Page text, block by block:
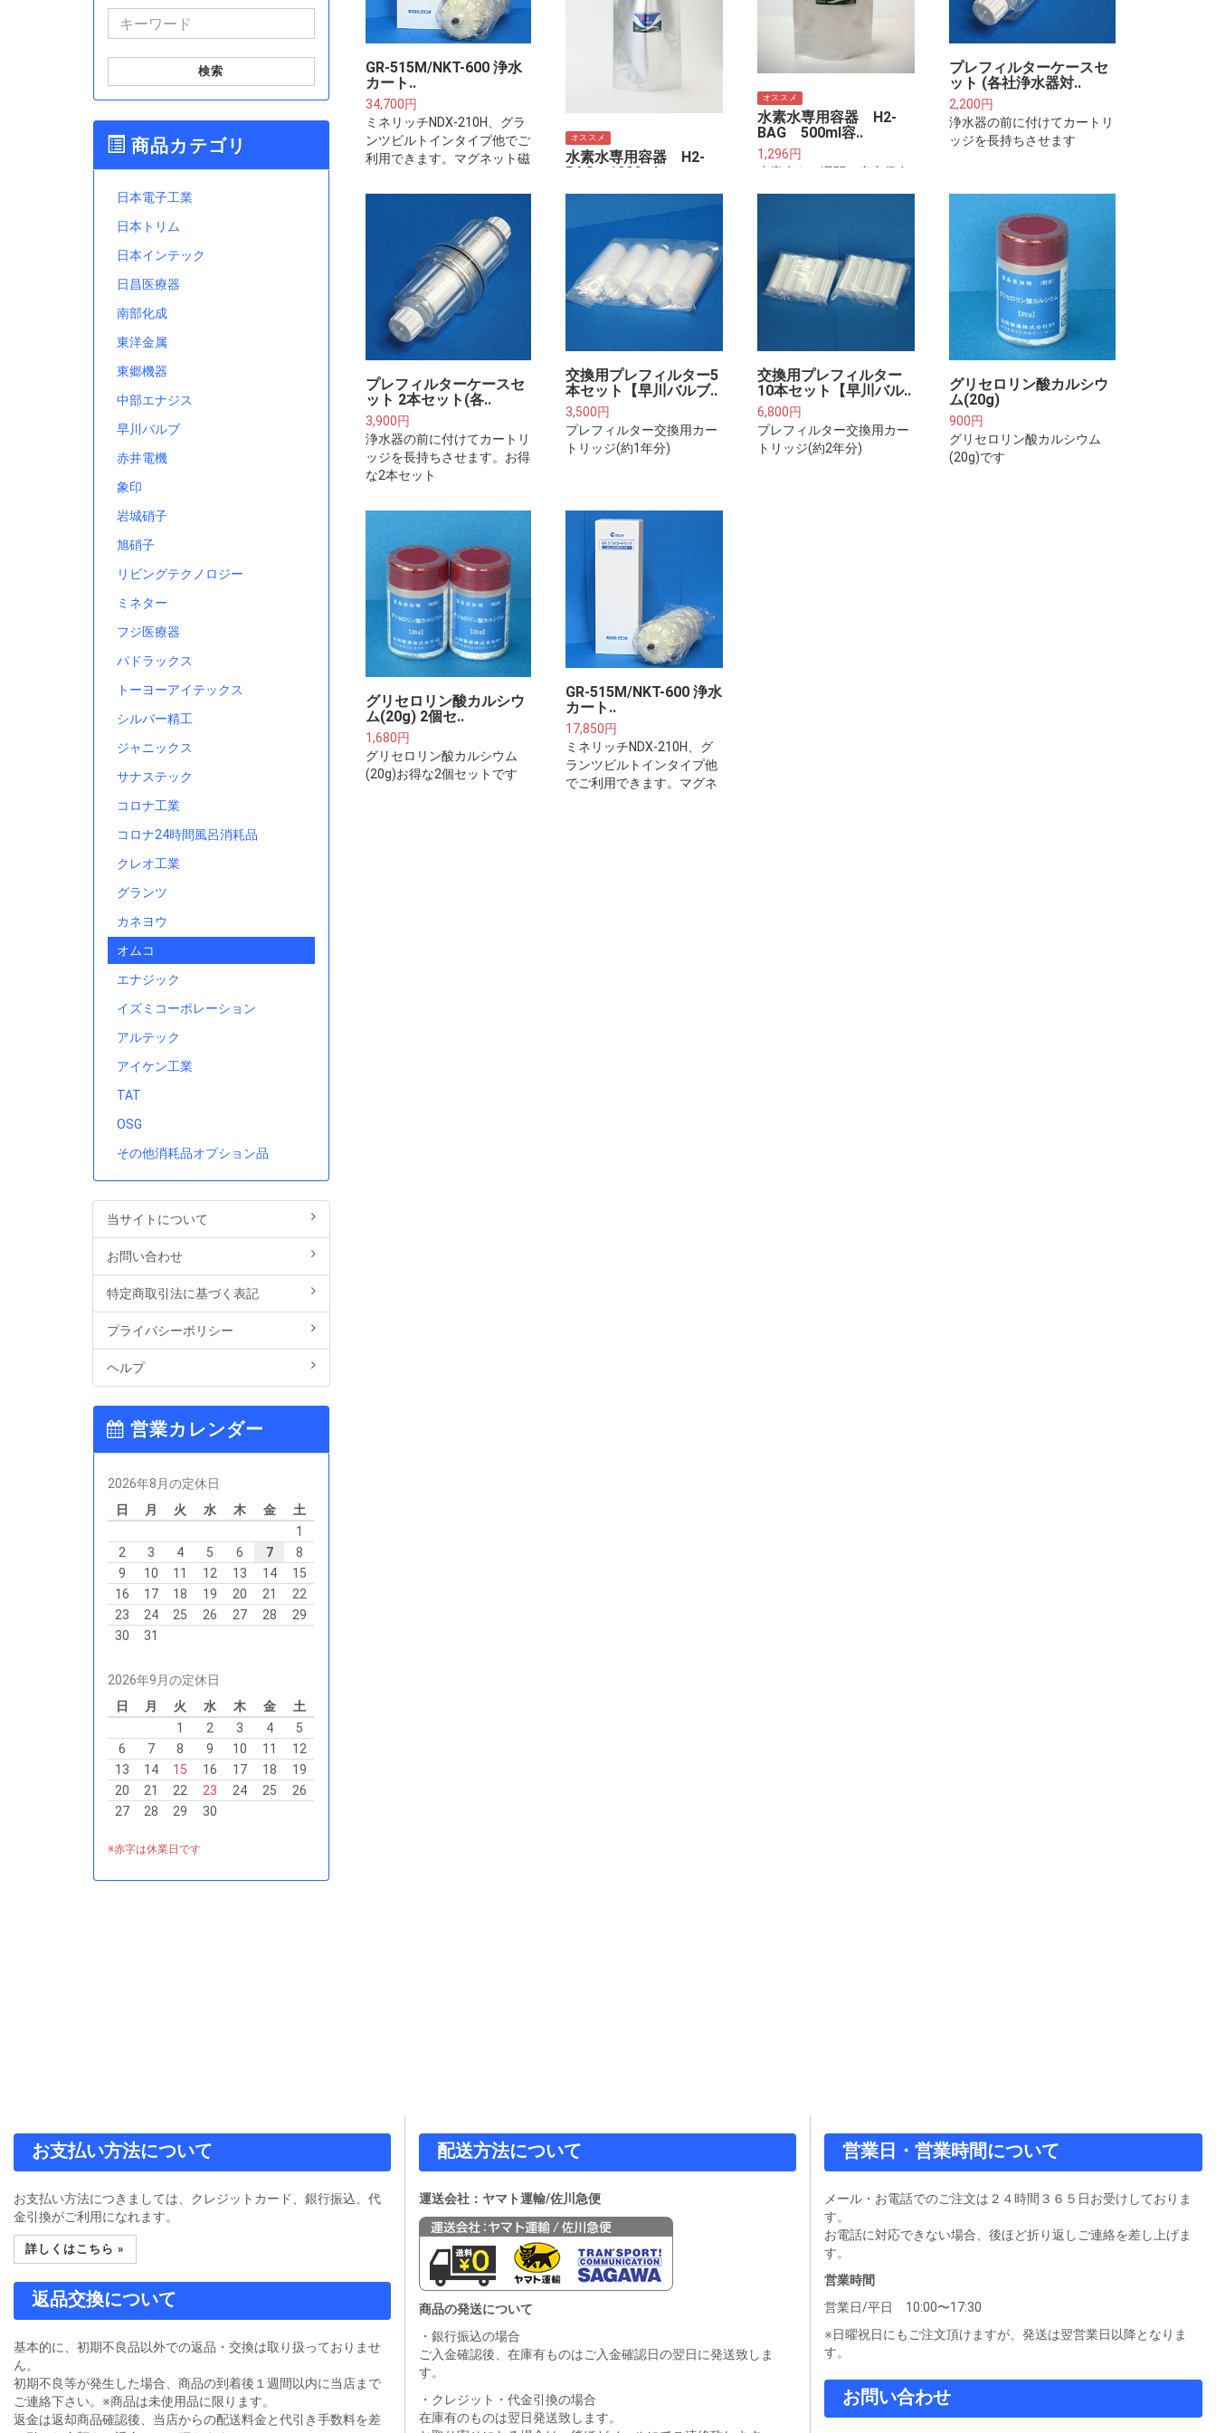
GR-515M/NKT-600 浄水
カート..
34,700円
ミネリッチNDX-210H、グラ
ンツビルトインタイプ他でご
利用できます。マグネット磁
オススメ
水素水専用容器 H2-
BAG 1000ml..
1,500円
水素水を一週間、真空保存
する携帯式水筒容器です。
オススメ
水素水専用容器 H2-
BAG 500ml容..
1,296円
水素水を一週間、真空保存
する携帯式水筒容器です。
プレフィルターケースセ
ット (各社浄水器対..
2,200円
浄水器の前に付けてカートリ
ッジを長持ちさせます
プレフィルターケースセ
ット 2本セット(各..
3,900円
浄水器の前に付けてカートリ
ッジを長持ちさせます。お得
な2本セット
交換用プレフィルター5
本セット【早川バルブ..
3,500円
プレフィルター交換用カー
トリッジ(約1年分)
交換用プレフィルター
10本セット【早川バル..
6,800円
プレフィルター交換用カー
トリッジ(約2年分)
グリセロリン酸カルシウ
ム(20g)
900円
グリセロリン酸カルシウム
(20g)です
グリセロリン酸カルシウ
ム(20g) 2個セ..
1,680円
グリセロリン酸カルシウム
(20g)お得な2個セットです
GR-515M/NKT-600 浄水
カート..
17,850円
ミネリッチNDX-210H、グ
ランツビルトインタイプ他
でご利用できます。マグネ
検索
商品カテゴリ
日本電子工業
日本トリム
日本インテック
日昌医療器
南部化成
東洋金属
東郷機器
中部エナジス
早川バルブ
赤井電機
象印
岩城硝子
旭硝子
リビングテクノロジー
ミネター
フジ医療器
パドラックス
トーヨーアイテックス
シルバー精工
ジャニックス
サナステック
コロナ工業
コロナ24時間風呂消耗品
クレオ工業
グランツ
カネヨウ
オムコ
エナジック
イズミコーポレーション
アルテック
アイケン工業
TAT
OSG
その他消耗品オプション品
当サイトについて
お問い合わせ
特定商取引法に基づく表記
プライバシーポリシー
ヘルプ
営業カレンダー
2026年8月の定休日
日
月 火 水 木 金
土
1
2
3 4 5 6 7
8
9
10 11 12 13 14
15
16
17 18 19 20 21
22
23
24 25 26 27 28
29
30
31
2026年9月の定休日
日
月 火 水 木 金
土
1
2 3 4
5
6
7 8 9 10 11
12
13
14 15 16 17 18
19
20
21 22 23 24 25
26
27
28 29 30
※赤字は休業日です
お支払い方法について
お支払い方法につきましては、クレジットカード、銀行振込、代
金引換がご利用になれます。
詳しくはこちら »
返品交換について
基本的に、初期不良品以外での返品・交換は取り扱っておりませ
ん。
初期不良等が発生した場合、商品の到着後１週間以内に当店まで
ご連絡下さい。※商品は未使用品に限ります。
返金は返却商品確認後、当店からの配送料金と代引き手数料を差
配送方法について
運送会社：ヤマト運輸/佐川急便
商品の発送について
・銀行振込の場合
ご入金確認後、在庫有ものはご入金確認日の翌日に発送致しま
す。
・クレジット・代金引換の場合
在庫有のものは翌日発送致します。
営業日・営業時間について
メール・お電話でのご注文は２４時間３６５日お受けしておりま
す。
お電話に対応できない場合、後ほど折り返しご連絡を差し上げま
す。
営業時間
営業日/平日 10:00〜17:30
※日曜祝日にもご注文頂けますが、発送は翌営業日以降となりま
す。
お問い合わせ